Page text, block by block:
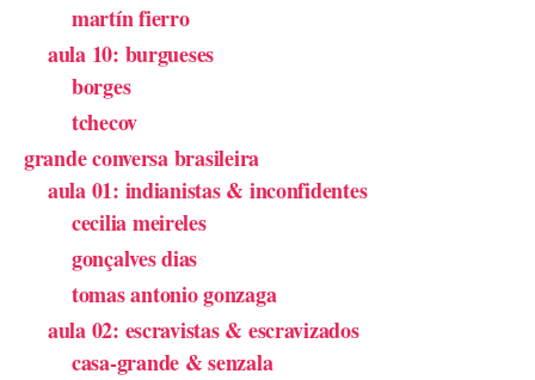
martín fierro
aula 10: burgueses
borges
tchecov
grande conversa brasileira
aula 01: indianistas & inconfidentes
cecilia meireles
gonçalves dias
tomas antonio gonzaga
aula 02: escravistas & escravizados
casa-grande & senzala